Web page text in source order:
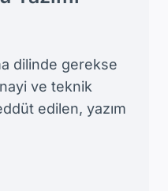
dilinde gerekse
ve teknik
edilen, yazım